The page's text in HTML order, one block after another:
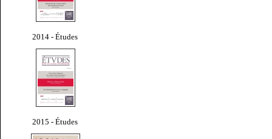
2014 - Études
2015 - Études